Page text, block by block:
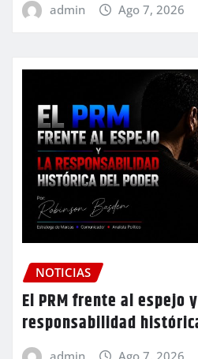
admin Ago 7, 2026
NOTICIAS
El PRM frente al espejo
responsabilidad
admin Ago 7, 2026